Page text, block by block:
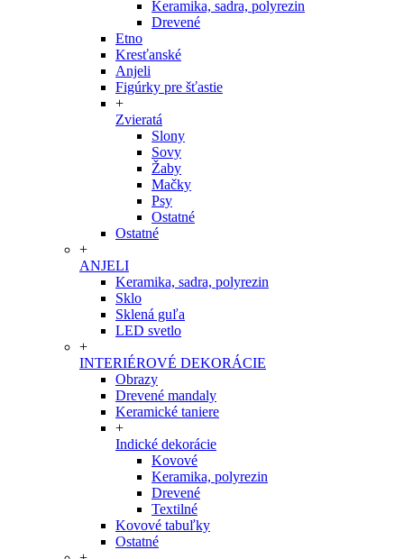
Keramika, sadra, polyrezin
Drevené
Etno
Kresťanské
Anjeli
Figúrky pre šťastie
+
Zvieratá
Slony
Sovy
Žaby
Mačky
Psy
Ostatné
Ostatné
+
ANJELI
Keramika, sadra, polyrezin
Sklo
Sklená guľa
LED svetlo
+
INTERIÉROVÉ DEKORÁCIE
Obrazy
Drevené mandaly
Keramické taniere
+
Indické dekorácie
Kovové
Keramika, polyrezin
Drevené
Textilné
Kovové tabuľky
Ostatné